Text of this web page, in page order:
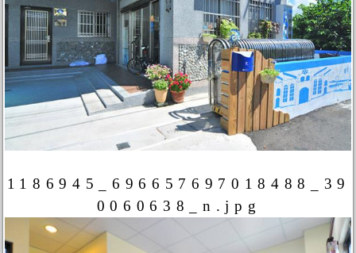
1186945_696657697018488_39
0060638_n.jpg